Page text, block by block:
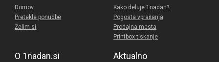
Domov
Pretekle ponudbe
Želim si
Kako deluje 1nadan?
Pogosta vprašanja
Prodajna mesta
Printbox tiskanje
O 1nadan.si Aktualno